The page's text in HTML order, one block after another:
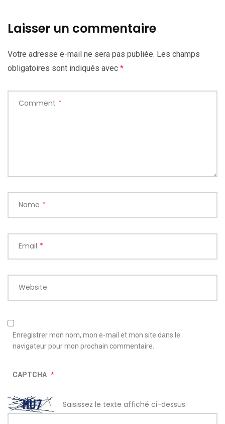
Laisser un commentaire
Votre adresse e-mail ne sera pas publiée. Les champs
obligatoires sont indiqués avec *
Comment *
Name *
Email *
Website
Enregistrer mon nom, mon e-mail et mon site dans le
navigateur pour mon prochain commentaire.
CAPTCHA *
Saisissez le texte affiché ci-dessus: